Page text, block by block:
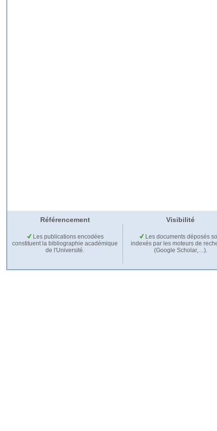
Référencement Visibilité
Les publications encodées
constituent la bibliographie académique
de l'Université.
Les documents déposés
indexés par les moteurs de
(Google Scholar,…).